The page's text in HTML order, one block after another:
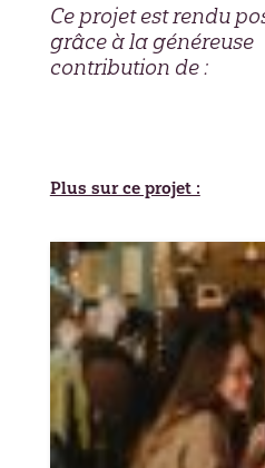
Ce projet est rendu
grâce à la généreuse
contribution de :
Plus sur ce projet :